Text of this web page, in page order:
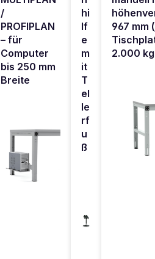
/
PROFIPLAN
– für
Computer
bis 250 mm
Breite
hi
lf
e
m
it
T
el
le
rf
u
ß
967 mm
2.000 kg